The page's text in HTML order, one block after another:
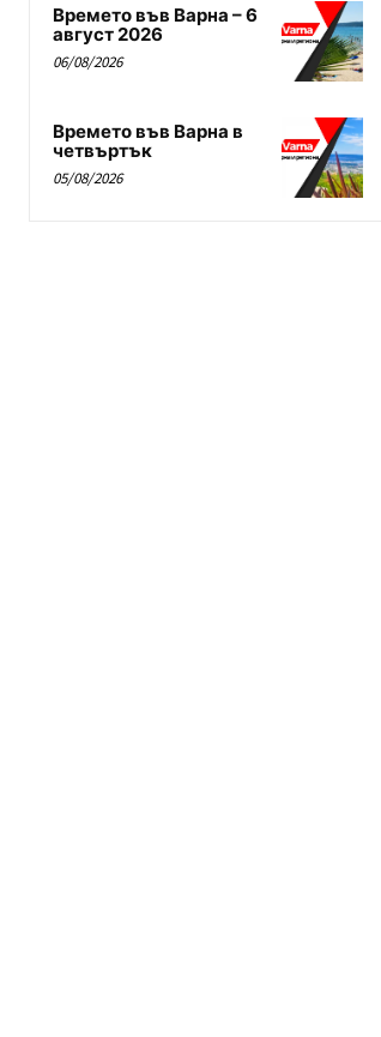
Времето във Варна – 6
август 2026
06/08/2026
Времето във Варна в
четвъртък
05/08/2026